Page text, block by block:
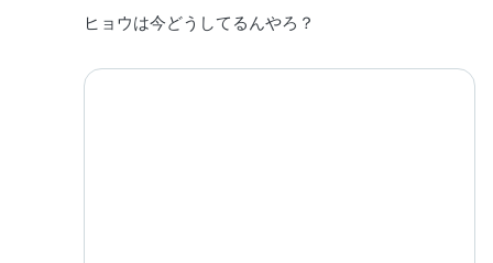
ヒョウは今どうしてるんやろ？